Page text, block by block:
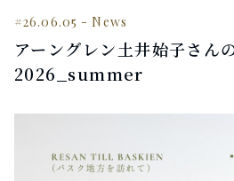
#26.06.05 -News
アーングレン土井始子さん
2026_summer